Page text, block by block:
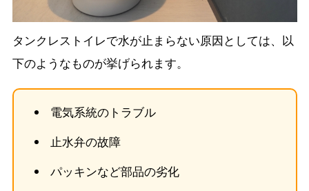
タンクレストイレで水が止まらない原因としては、以
下のようなものが挙げられます。
電気系統のトラブル
止水弁の故障
パッキンなど部品の劣化